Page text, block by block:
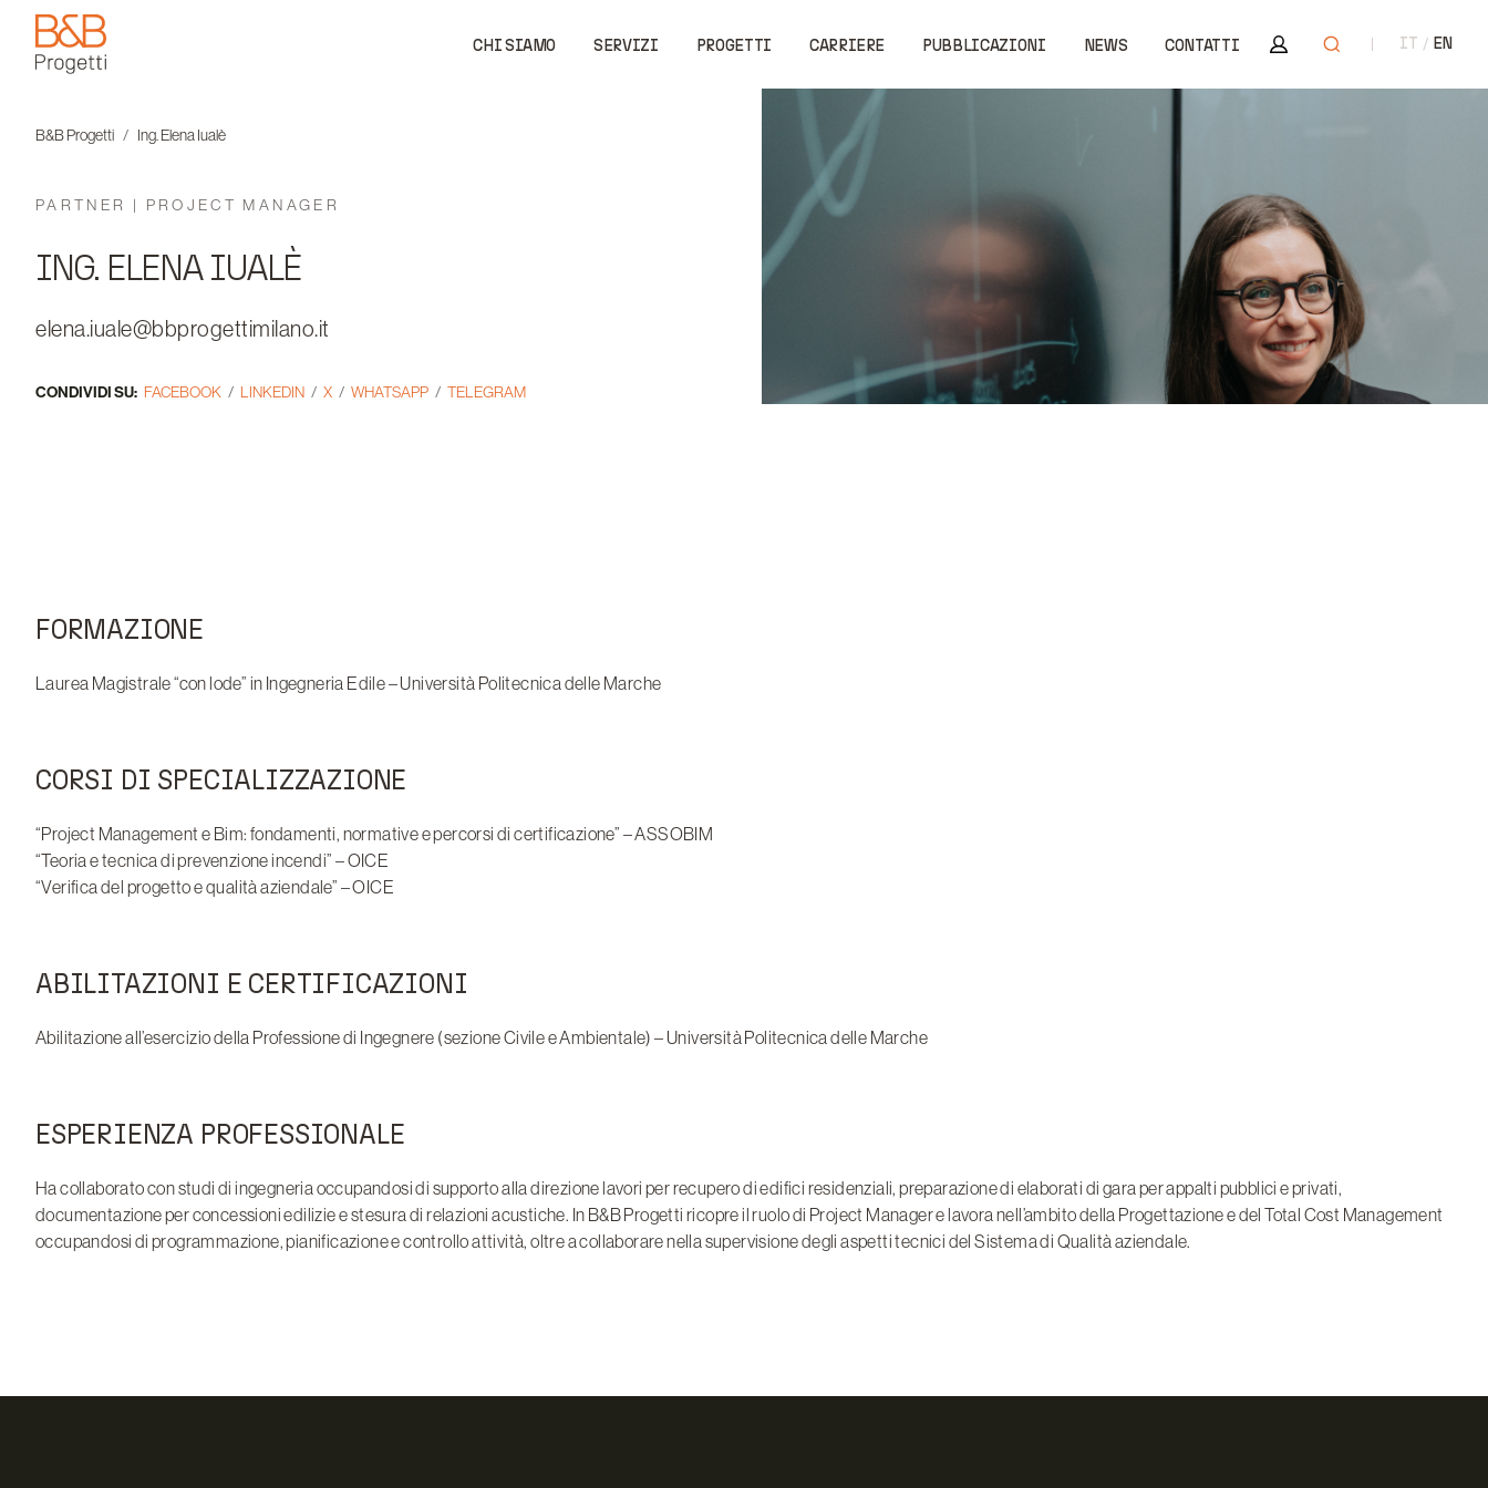
B&B Progetti CHI SIAMO SERVIZI PROGETTI CARRIERE PUBBLICAZIONI NEWS CONTATTI Area riservata IT EN
Apri ricerca
B&B Progetti Ing. Elena Iualè
PARTNER | PROJECT MANAGER
ING. ELENA IUALÈ
elena.iuale@bbprogettimilano.it
CONDIVIDI SU: FACEBOOK LINKEDIN X WHATSAPP TELEGRAM
FORMAZIONE
Laurea Magistrale “con lode” in Ingegneria Edile – Università Politecnica delle Marche
CORSI DI SPECIALIZZAZIONE
“Project Management e Bim: fondamenti, normative e percorsi di certificazione” – ASSOBIM
“Teoria e tecnica di prevenzione incendi” – OICE
“Verifica del progetto e qualità aziendale” – OICE
ABILITAZIONI E CERTIFICAZIONI
Abilitazione all’esercizio della Professione di Ingegnere (sezione Civile e Ambientale) – Università Politecnica delle Marche
ESPERIENZA PROFESSIONALE
Ha collaborato con studi di ingegneria occupandosi di supporto alla direzione lavori per recupero di edifici residenziali, preparazione di elaborati di gara per appalti pubblici e privati,
documentazione per concessioni edilizie e stesura di relazioni acustiche. In B&B Progetti ricopre il ruolo di Project Manager e lavora nell’ambito della Progettazione e del Total Cost Management
occupandosi di programmazione, pianificazione e controllo attività, oltre a collaborare nella supervisione degli aspetti tecnici del Sistema di Qualità aziendale.